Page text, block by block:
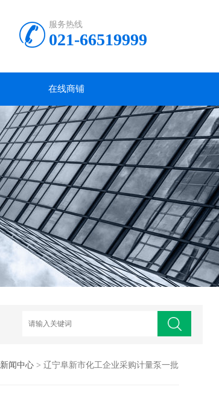
服务热线
021-66519999
在线商铺
新闻中心> 辽宁阜新市化工企业采购计量泵一批